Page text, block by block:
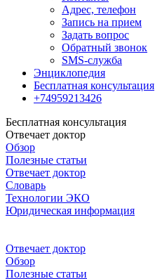
Адрес, телефон
Запись на прием
Задать вопрос
Обратный звонок
SMS-служба
Энциклопедия
Бесплатная консультация
+74959213426
Бесплатная консультация
Отвечает доктор
Обзор
Полезные статьи
Отвечает доктор
Словарь
Технологии ЭКО
Юридическая информация
Отвечает доктор
Обзор
Полезные статьи